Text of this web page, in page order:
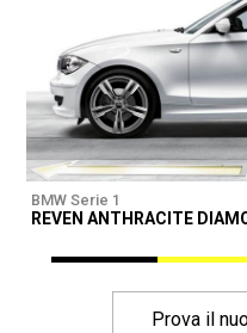
BMW Serie 1
REVEN ANTHRACITE
Prova il